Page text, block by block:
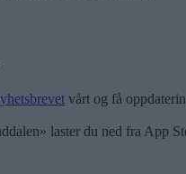
vårt og få
laster du ned fra App